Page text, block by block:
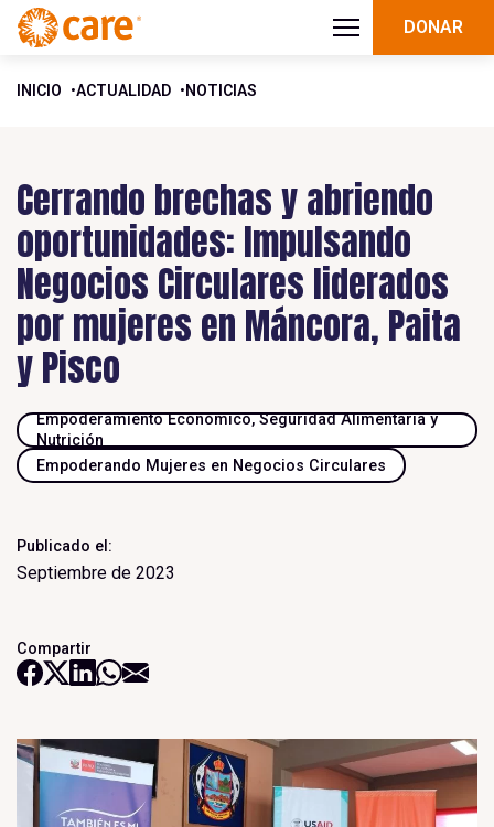
DONAR
INICIO ACTUALIDAD NOTICIAS
Cerrando brechas y abriendo
oportunidades: Impulsando
Negocios Circulares liderados
por mujeres en Máncora, Paita
y Pisco
Empoderamiento Económico, Seguridad Alimentaria y
Nutrición
Empoderando Mujeres en Negocios Circulares
Publicado el:
Septiembre de 2023
Compartir